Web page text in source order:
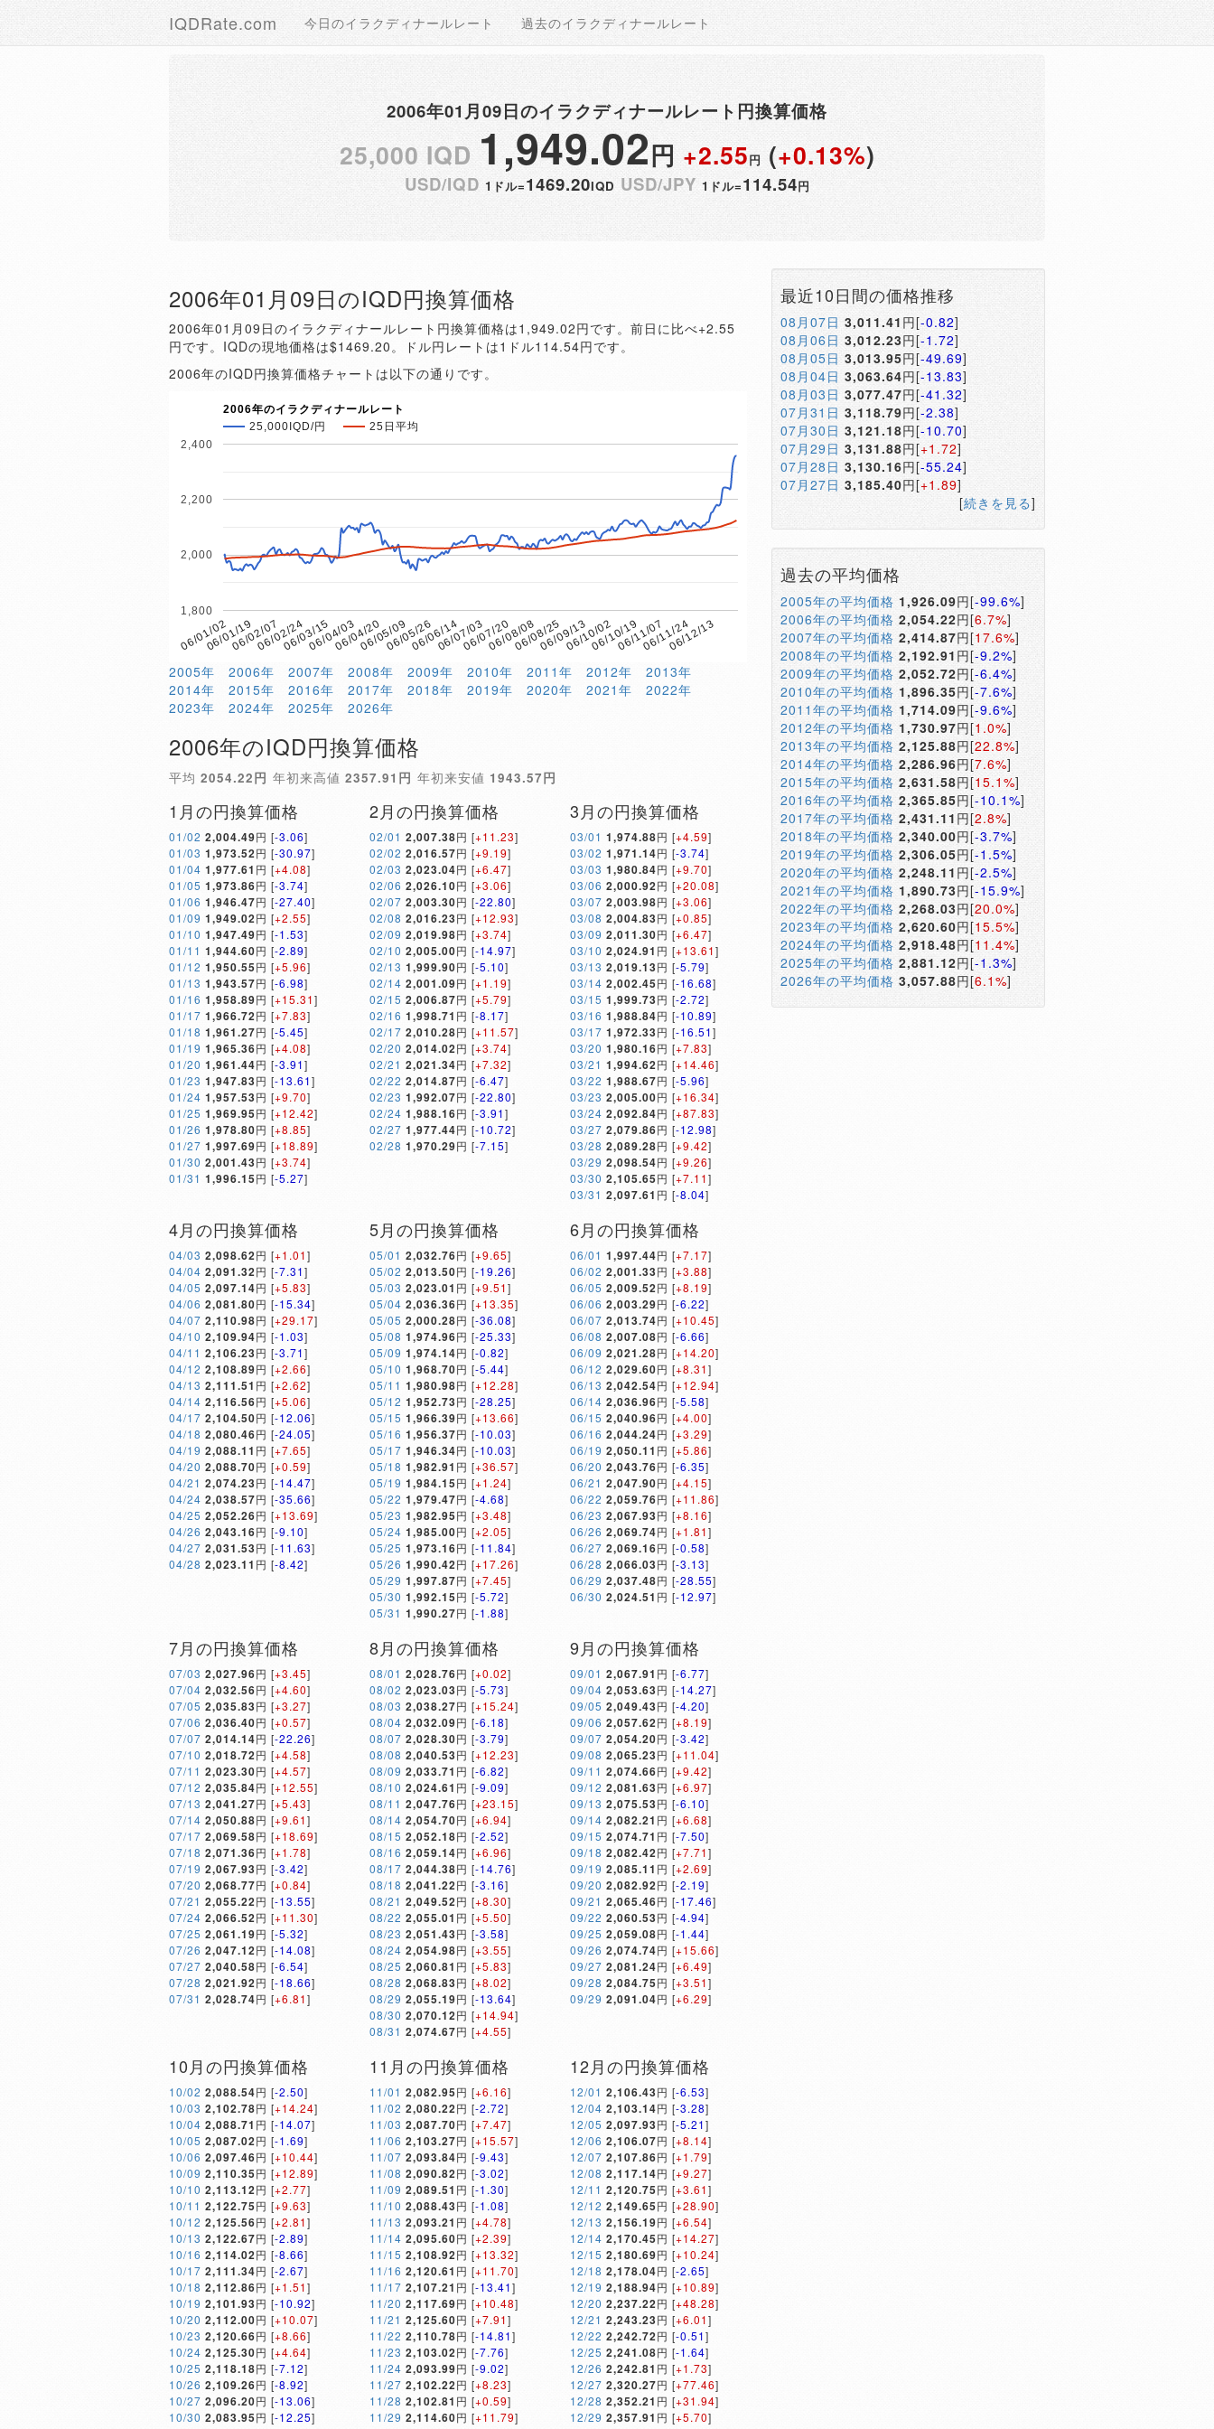
IQDRate.com 今日のイラクディナールレート 過去のイラクディナールレート
2006年01月09日のイラクディナールレート円換算価格
25,000 IQD 1,949.02円+2.55円 (+0.13%)
USD/IQD 1ドル=1469.20IQD USD/JPY 1ドル=114.54円
2006年01月09日のIQD円換算価格
2006年01月09日のイラクディナールレート円換算価格は1,949.02円です。前日に比べ+2.55
円です。IQDの現地価格は$1469.20。ドル円レートは1ドル114.54円です。
2006年のIQD円換算価格チャートは以下の通りです。
2006年のイラクディナールレート
25,000IQD/円
25日平均
06/01/0206/01/1906/02/0706/02/2406/03/1506/04/0306/04/2006/05/0906/05/2606/06/1406/07/0306/07/2006/08/0806/08/2506/09/1306/10/0206/10/1906/11/0706/11/2406/12/13
1,800
2,000
2,200
2,400
2005年 2006年 2007年 2008年 2009年 2010年 2011年 2012年
2013年
2014年
2015年 2016年 2017年 2018年 2019年 2020年 2021年
2022年
2023年
2024年 2025年 2026年
2006年のIQD円換算価格
平均 2054.22円 年初来高値 2357.91円 年初来安値 1943.57円
1月の円換算価格
01/02 2,004.49円 [-3.06]
01/03 1,973.52円 [-30.97]
01/04 1,977.61 円 [+4.08]
01/05 1,973.86円 [-3.74]
01/06 1,946.47円 [-27.40]
01/09 1,949.02円 [+2.55]
01/10 1,947.49円 [-1.53]
01/11 1,944.60円 [-2.89]
01/12 1,950.55円 [+5.96]
01/13 1,943.57円 [-6.98]
01/16 1,958.89円 [+15.31]
01/17 1,966.72円 [+7.83]
01/18 1,961.27円 [-5.45]
01/19 1,965.36円 [+4.08]
01/20 1,961.44円 [-3.91]
01/23 1,947.83円 [-13.61]
01/24 1,957.53円 [+9.70]
01/25 1,969.95円 [+12.42]
01/26 1,978.80円 [+8.85]
01/27 1,997.69円 [+18.89]
01/30 2,001.43円 [+3.74]
01/31 1,996.15円 [-5.27]
2月の円換算価格
02/01 2,007.38円 [+11.23]
02/02 2,016.57円 [+9.19]
02/03 2,023.04円 [+6.47]
02/06 2,026.10円 [+3.06]
02/07 2,003.30円 [-22.80]
02/08 2,016.23円 [+12.93]
02/09 2,019.98円 [+3.74]
02/10 2,005.00円 [-14.97]
02/13 1,999.90円 [-5.10]
02/14 2,001.09円 [+1.19]
02/15 2,006.87円 [+5.79]
02/16 1,998.71 円 [-8.17]
02/17 2,010.28円 [+11.57]
02/20 2,014.02円 [+3.74]
02/21 2,021.34円 [+7.32]
02/22 2,014.87円 [-6.47]
02/23 1,992.07円 [-22.80]
02/24 1,988.16円 [-3.91]
02/27 1,977.44円 [-10.72]
02/28 1,970.29円 [-7.15]
3月の円換算価格
03/01 1,974.88円 [+4.59]
03/02 1,971.14円 [-3.74]
03/03 1,980.84円 [+9.70]
03/06 2,000.92円 [+20.08]
03/07 2,003.98円 [+3.06]
03/08 2,004.83円 [+0.85]
03/09 2,011.30円 [+6.47]
03/10 2,024.91 円 [+13.61]
03/13 2,019.13円 [-5.79]
03/14 2,002.45円 [-16.68]
03/15 1,999.73円 [-2.72]
03/16 1,988.84円 [-10.89]
03/17 1,972.33円 [-16.51]
03/20 1,980.16円 [+7.83]
03/21 1,994.62円 [+14.46]
03/22 1,988.67円 [-5.96]
03/23 2,005.00円 [+16.34]
03/24 2,092.84円 [+87.83]
03/27 2,079.86円 [-12.98]
03/28 2,089.28円 [+9.42]
03/29 2,098.54円 [+9.26]
03/30 2,105.65円 [+7.11]
03/31 2,097.61 円 [-8.04]
4月の円換算価格
04/03 2,098.62円 [+1.01]
04/04 2,091.32円 [-7.31]
04/05 2,097.14円 [+5.83]
04/06 2,081.80円 [-15.34]
04/07 2,110.98円 [+29.17]
04/10 2,109.94円 [-1.03]
04/11 2,106.23円 [-3.71]
04/12 2,108.89円 [+2.66]
04/13 2,111.51 円 [+2.62]
04/14 2,116.56円 [+5.06]
04/17 2,104.50円 [-12.06]
04/18 2,080.46円 [-24.05]
04/19 2,088.11 円 [+7.65]
04/20 2,088.70円 [+0.59]
04/21 2,074.23円 [-14.47]
04/24 2,038.57円 [-35.66]
04/25 2,052.26円 [+13.69]
04/26 2,043.16円 [-9.10]
04/27 2,031.53円 [-11.63]
04/28 2,023.11 円 [-8.42]
5月の円換算価格
05/01 2,032.76円 [+9.65]
05/02 2,013.50円 [-19.26]
05/03 2,023.01 円 [+9.51]
05/04 2,036.36円 [+13.35]
05/05 2,000.28円 [-36.08]
05/08 1,974.96円 [-25.33]
05/09 1,974.14円 [-0.82]
05/10 1,968.70円 [-5.44]
05/11 1,980.98円 [+12.28]
05/12 1,952.73円 [-28.25]
05/15 1,966.39円 [+13.66]
05/16 1,956.37円 [-10.03]
05/17 1,946.34円 [-10.03]
05/18 1,982.91 円 [+36.57]
05/19 1,984.15円 [+1.24]
05/22 1,979.47円 [-4.68]
05/23 1,982.95円 [+3.48]
05/24 1,985.00円 [+2.05]
05/25 1,973.16円 [-11.84]
05/26 1,990.42円 [+17.26]
05/29 1,997.87円 [+7.45]
05/30 1,992.15円 [-5.72]
05/31 1,990.27円 [-1.88]
6月の円換算価格
06/01 1,997.44円 [+7.17]
06/02 2,001.33円 [+3.88]
06/05 2,009.52円 [+8.19]
06/06 2,003.29円 [-6.22]
06/07 2,013.74円 [+10.45]
06/08 2,007.08円 [-6.66]
06/09 2,021.28円 [+14.20]
06/12 2,029.60円 [+8.31]
06/13 2,042.54円 [+12.94]
06/14 2,036.96円 [-5.58]
06/15 2,040.96円 [+4.00]
06/16 2,044.24円 [+3.29]
06/19 2,050.11 円 [+5.86]
06/20 2,043.76円 [-6.35]
06/21 2,047.90円 [+4.15]
06/22 2,059.76円 [+11.86]
06/23 2,067.93円 [+8.16]
06/26 2,069.74円 [+1.81]
06/27 2,069.16円 [-0.58]
06/28 2,066.03円 [-3.13]
06/29 2,037.48円 [-28.55]
06/30 2,024.51 円 [-12.97]
7月の円換算価格
07/03 2,027.96円 [+3.45]
07/04 2,032.56円 [+4.60]
07/05 2,035.83円 [+3.27]
07/06 2,036.40円 [+0.57]
07/07 2,014.14円 [-22.26]
07/10 2,018.72円 [+4.58]
07/11 2,023.30円 [+4.57]
07/12 2,035.84円 [+12.55]
07/13 2,041.27円 [+5.43]
07/14 2,050.88円 [+9.61]
07/17 2,069.58円 [+18.69]
07/18 2,071.36円 [+1.78]
07/19 2,067.93円 [-3.42]
07/20 2,068.77円 [+0.84]
07/21 2,055.22円 [-13.55]
07/24 2,066.52円 [+11.30]
07/25 2,061.19円 [-5.32]
07/26 2,047.12円 [-14.08]
07/27 2,040.58円 [-6.54]
07/28 2,021.92円 [-18.66]
07/31 2,028.74円 [+6.81]
8月の円換算価格
08/01 2,028.76円 [+0.02]
08/02 2,023.03円 [-5.73]
08/03 2,038.27円 [+15.24]
08/04 2,032.09円 [-6.18]
08/07 2,028.30円 [-3.79]
08/08 2,040.53円 [+12.23]
08/09 2,033.71 円 [-6.82]
08/10 2,024.61 円 [-9.09]
08/11 2,047.76円 [+23.15]
08/14 2,054.70円 [+6.94]
08/15 2,052.18円 [-2.52]
08/16 2,059.14円 [+6.96]
08/17 2,044.38円 [-14.76]
08/18 2,041.22円 [-3.16]
08/21 2,049.52円 [+8.30]
08/22 2,055.01 円 [+5.50]
08/23 2,051.43円 [-3.58]
08/24 2,054.98円 [+3.55]
08/25 2,060.81 円 [+5.83]
08/28 2,068.83円 [+8.02]
08/29 2,055.19円 [-13.64]
08/30 2,070.12円 [+14.94]
08/31 2,074.67円 [+4.55]
9月の円換算価格
09/01 2,067.91 円 [-6.77]
09/04 2,053.63円 [-14.27]
09/05 2,049.43円 [-4.20]
09/06 2,057.62円 [+8.19]
09/07 2,054.20円 [-3.42]
09/08 2,065.23円 [+11.04]
09/11 2,074.66円 [+9.42]
09/12 2,081.63円 [+6.97]
09/13 2,075.53円 [-6.10]
09/14 2,082.21 円 [+6.68]
09/15 2,074.71 円 [-7.50]
09/18 2,082.42円 [+7.71]
09/19 2,085.11 円 [+2.69]
09/20 2,082.92円 [-2.19]
09/21 2,065.46円 [-17.46]
09/22 2,060.53円 [-4.94]
09/25 2,059.08円 [-1.44]
09/26 2,074.74円 [+15.66]
09/27 2,081.24円 [+6.49]
09/28 2,084.75円 [+3.51]
09/29 2,091.04円 [+6.29]
10月の円換算価格
10/02 2,088.54円 [-2.50]
10/03 2,102.78円 [+14.24]
10/04 2,088.71 円 [-14.07]
10/05 2,087.02円 [-1.69]
10/06 2,097.46円 [+10.44]
10/09 2,110.35円 [+12.89]
10/10 2,113.12円 [+2.77]
10/11 2,122.75円 [+9.63]
10/12 2,125.56円 [+2.81]
10/13 2,122.67円 [-2.89]
10/16 2,114.02円 [-8.66]
10/17 2,111.34円 [-2.67]
10/18 2,112.86円 [+1.51]
10/19 2,101.93円 [-10.92]
10/20 2,112.00円 [+10.07]
10/23 2,120.66円 [+8.66]
10/24 2,125.30円 [+4.64]
10/25 2,118.18円 [-7.12]
10/26 2,109.26円 [-8.92]
10/27 2,096.20円 [-13.06]
10/30 2,083.95円 [-12.25]
11月の円換算価格
11/01 2,082.95円 [+6.16]
11/02 2,080.22円 [-2.72]
11/03 2,087.70円 [+7.47]
11/06 2,103.27円 [+15.57]
11/07 2,093.84円 [-9.43]
11/08 2,090.82円 [-3.02]
11/09 2,089.51 円 [-1.30]
11/10 2,088.43円 [-1.08]
11/13 2,093.21 円 [+4.78]
11/14 2,095.60円 [+2.39]
11/15 2,108.92円 [+13.32]
11/16 2,120.61 円 [+11.70]
11/17 2,107.21 円 [-13.41]
11/20 2,117.69円 [+10.48]
11/21 2,125.60円 [+7.91]
11/22 2,110.78円 [-14.81]
11/23 2,103.02円 [-7.76]
11/24 2,093.99円 [-9.02]
11/27 2,102.22円 [+8.23]
11/28 2,102.81 円 [+0.59]
11/29 2,114.60円 [+11.79]
12月の円換算価格
12/01 2,106.43円 [-6.53]
12/04 2,103.14円 [-3.28]
12/05 2,097.93円 [-5.21]
12/06 2,106.07円 [+8.14]
12/07 2,107.86円 [+1.79]
12/08 2,117.14円 [+9.27]
12/11 2,120.75円 [+3.61]
12/12 2,149.65円 [+28.90]
12/13 2,156.19円 [+6.54]
12/14 2,170.45円 [+14.27]
12/15 2,180.69円 [+10.24]
12/18 2,178.04円 [-2.65]
12/19 2,188.94円 [+10.89]
12/20 2,237.22円 [+48.28]
12/21 2,243.23円 [+6.01]
12/22 2,242.72円 [-0.51]
12/25 2,241.08円 [-1.64]
12/26 2,242.81 円 [+1.73]
12/27 2,320.27円 [+77.46]
12/28 2,352.21 円 [+31.94]
12/29 2,357.91 円 [+5.70]
最近10日間の価格推移
08月07日 3,011.41 円[-0.82]
08月06日 3,012.23円[-1.72]
08月05日 3,013.95円[-49.69]
08月04日 3,063.64円[-13.83]
08月03日 3,077.47円[-41.32]
07月31日 3,118.79円[-2.38]
07月30日 3,121.18円[-10.70]
07月29日 3,131.88円[+1.72]
07月28日 3,130.16円[-55.24]
07月27日 3,185.40円[+1.89]
[続きを見る]
過去の平均価格
2005年の平均価格 1,926.09円[-99.6%]
2006年の平均価格 2,054.22円[6.7%]
2007年の平均価格 2,414.87円[17.6%]
2008年の平均価格 2,192.91 円[-9.2%]
2009年の平均価格 2,052.72円[-6.4%]
2010年の平均価格 1,896.35円[-7.6%]
2011年の平均価格 1,714.09円[-9.6%]
2012年の平均価格 1,730.97円[1.0%]
2013年の平均価格 2,125.88円[22.8%]
2014年の平均価格 2,286.96円[7.6%]
2015年の平均価格 2,631.58円[15.1%]
2016年の平均価格 2,365.85円[-10.1%]
2017年の平均価格 2,431.11 円[2.8%]
2018年の平均価格 2,340.00円[-3.7%]
2019年の平均価格 2,306.05円[-1.5%]
2020年の平均価格 2,248.11 円[-2.5%]
2021年の平均価格 1,890.73円[-15.9%]
2022年の平均価格 2,268.03円[20.0%]
2023年の平均価格 2,620.60円[15.5%]
2024年の平均価格 2,918.48円[11.4%]
2025年の平均価格 2,881.12円[-1.3%]
2026年の平均価格 3,057.88円[6.1%]